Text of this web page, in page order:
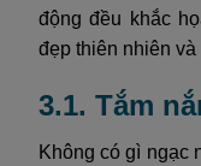
động đều khắc
đẹp thiên nhiên
3.1. Tắm
Không có gì ngạc